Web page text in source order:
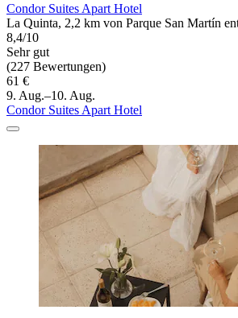
Condor Suites Apart Hotel
La Quinta, 2,2 km von Parque San Martín
8,4/10
Sehr gut
(227 Bewertungen)
61 €
9. Aug.–10. Aug.
Condor Suites Apart Hotel